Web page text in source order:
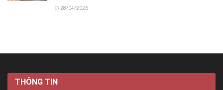
28/04/2026
THÔNG TIN